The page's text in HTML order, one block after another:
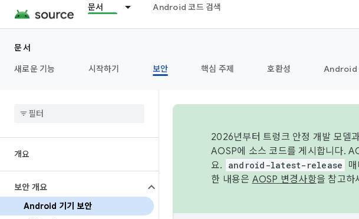
문서 Android 코드 검색
문서
새로운 기능
시작하기 보안 핵심 주제 호환성 Android
개요
보안 개요
Android 기기 보안
2026년부터 트렁크 안정 개발 모델
AOSP에 소스 코드를 게시합니다.
요.
android-latest-release
한 내용은 AOSP 변경사항을 참고하